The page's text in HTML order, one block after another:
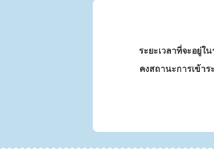
ระยะเวลาที่จะอยู่ใ
คงสถานะการเข้าร